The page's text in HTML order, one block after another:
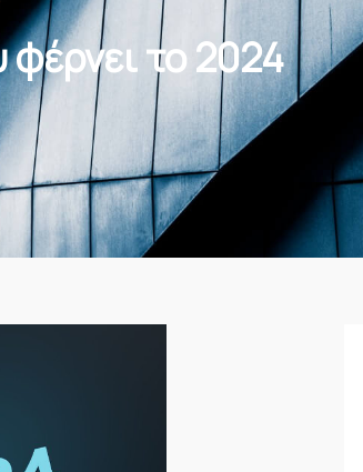
το 2024